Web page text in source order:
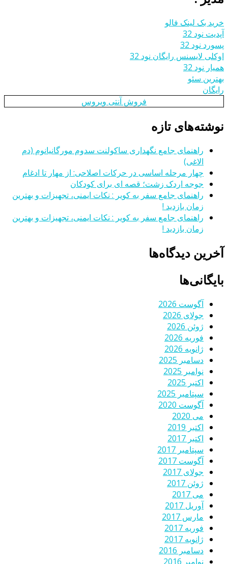
خرید بک لینک فالو
آپدیت نود 32
پسورد نود 32
اوکلی لایسنس رایگان نود 32
همیار نود 32
بهترین سئو
رایگان
فروش آنتی ویروس
نوشته‌های تازه
راهنمای جامع نگهداری ساکولنت سدوم مورگانیانوم (دم
الاغی)
چهار مرحله اساسی در حرکات اصلاحی: از مهار تا ادغام
جوجه اردک زشت؛ قصه ای برای کودکان
راهنمای جامع سفر به کویر : نکات ایمنی، تجهیزات و بهترین
زمان بازدید !
راهنمای جامع سفر به کویر : نکات ایمنی، تجهیزات و بهترین
زمان بازدید !
آخرین دیدگاه‌ها
بایگانی‌ها
آگوست 2026
جولای 2026
ژوئن 2026
فوریه 2026
ژانویه 2026
دسامبر 2025
نوامبر 2025
اکتبر 2025
سپتامبر 2025
آگوست 2020
می 2020
اکتبر 2019
اکتبر 2017
سپتامبر 2017
آگوست 2017
جولای 2017
ژوئن 2017
می 2017
آوریل 2017
مارس 2017
فوریه 2017
ژانویه 2017
دسامبر 2016
نوامبر 2016